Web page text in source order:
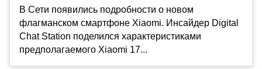
В Сети появились подробности о новом
флагманском смартфоне Xiaomi. Инсайдер Digital
Chat Station поделился характеристиками
предполагаемого Xiaomi 17...